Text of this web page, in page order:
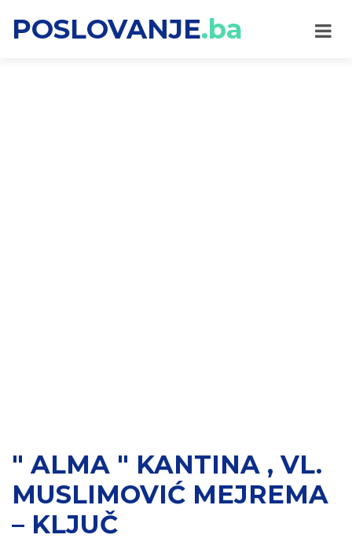
POSLOVANJE.ba
" ALMA " KANTINA , VL.
MUSLIMOVIĆ MEJREMA
– KLJUČ